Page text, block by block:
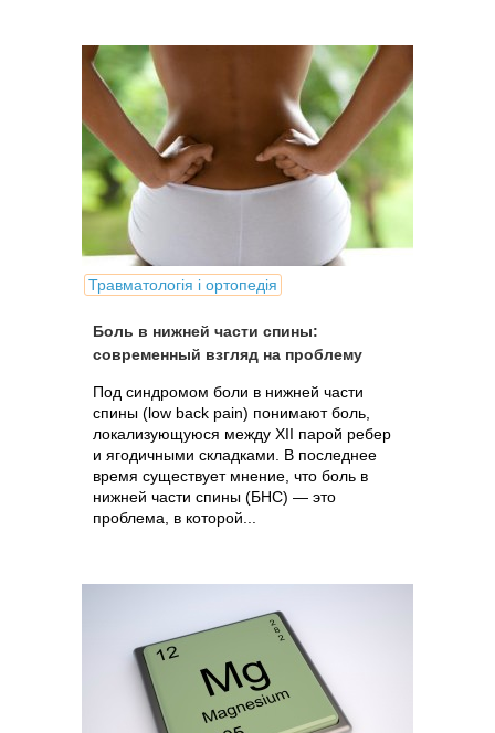
Травматологія і ортопедія
Боль в нижней части спины:
современный взгляд на проблему
Под синдромом боли в нижней части
спины (low back pain) понимают боль,
локализующуюся между XII парой ребер
и ягодичными складками. В последнее
время существует мнение, что боль в
нижней части спины (БНС) — это
проблема, в которой...